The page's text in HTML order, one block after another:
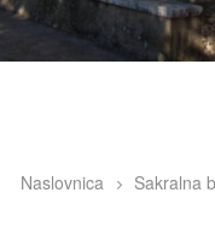
Naslovnica Sakralna